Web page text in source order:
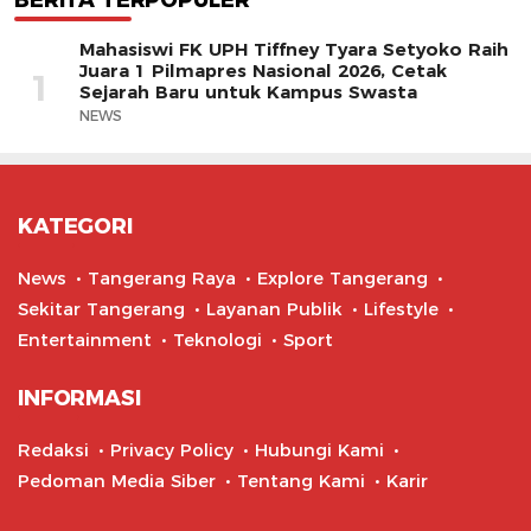
1
Mahasiswi FK UPH Tiffney Tyara Setyoko Raih
Juara 1 Pilmapres Nasional 2026, Cetak
Sejarah Baru untuk Kampus Swasta
NEWS
KATEGORI
News Tangerang Raya
Explore Tangerang
Sekitar Tangerang
Layanan Publik
Lifestyle
Entertainment
Teknologi Sport
INFORMASI
Redaksi Privacy Policy
Hubungi Kami
Pedoman Media Siber
Tentang Kami Karir